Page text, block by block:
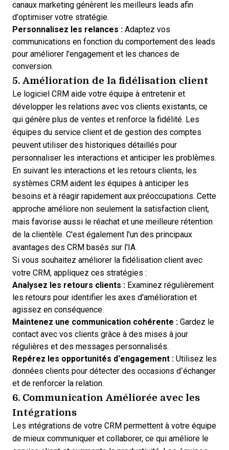
canaux marketing génèrent les meilleurs leads afin
d'optimiser votre stratégie.
Personnalisez les relances : Adaptez vos
communications en fonction du comportement des leads
pour améliorer l'engagement et les chances de
conversion.
5. Amélioration de la fidélisation client
Le logiciel CRM aide votre équipe à entretenir et
développer les relations avec vos clients existants, ce
qui génère plus de ventes et renforce la fidélité. Les
équipes du service client et de gestion des comptes
peuvent utiliser des historiques détaillés pour
personnaliser les interactions et anticiper les problèmes.
En suivant les interactions et les retours clients, les
systèmes CRM aident les équipes à anticiper les
besoins et à réagir rapidement aux préoccupations. Cette
approche améliore non seulement la satisfaction client,
mais favorise aussi le réachat et une meilleure rétention
de la clientèle. C'est également l'un des principaux
avantages des CRM basés sur l'IA.
Si vous souhaitez améliorer la fidélisation client avec
votre CRM, appliquez ces stratégies :
Analysez les retours clients : Examinez régulièrement
les retours pour identifier les axes d'amélioration et
agissez en conséquence.
Maintenez une communication cohérente : Gardez le
contact avec vos clients grâce à des mises à jour
régulières et des messages personnalisés.
Repérez les opportunités d’engagement : Utilisez les
données clients pour détecter des occasions d’échanger
et de renforcer la relation.
6. Communication Améliorée avec les
Intégrations
Les intégrations de votre CRM permettent à votre équipe
de mieux communiquer et collaborer, ce qui améliore le